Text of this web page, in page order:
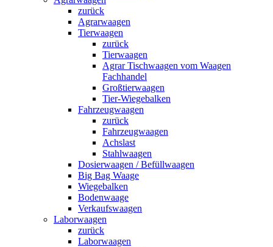
zurück
Agrarwaagen
Tierwaagen
zurück
Tierwaagen
Agrar Tischwaagen vom Waagen
Fachhandel
Großtierwaagen
Tier-Wiegebalken
Fahrzeugwaagen
zurück
Fahrzeugwaagen
Achslast
Stahlwaagen
Dosierwaagen / Befüllwaagen
Big Bag Waage
Wiegebalken
Bodenwaage
Verkaufswaagen
Laborwaagen
zurück
Laborwaagen